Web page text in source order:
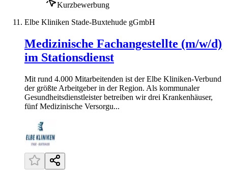
Kurzbewerbung
Elbe Kliniken Stade-Buxtehude gGmbH
Medizinische Fachangestellte (m/w/d)
im Stationsdienst
Mit rund 4.000 Mitarbeitenden ist der Elbe Kliniken-Verbund
der größte Arbeitgeber in der Region. Als kommunaler
Gesundheitsdienstleister betreiben wir drei Krankenhäuser,
fünf Medizinische Versorgu...